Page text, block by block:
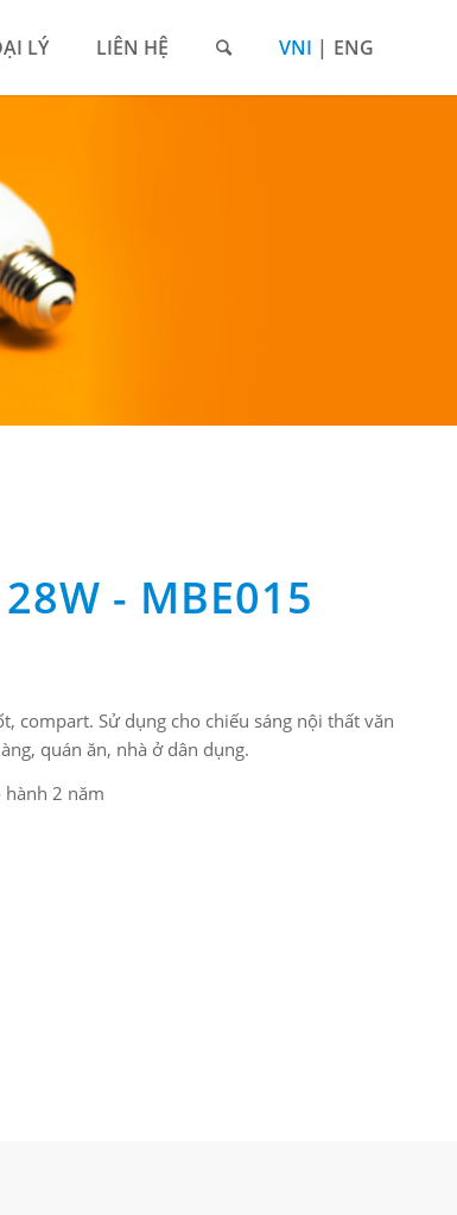
LÝ LIÊN HỆ VNI ENG
- MBE015
compart. Sử dụng cho chiếu sáng nội thất văn
quán ăn, nhà ở dân dụng.
hành 2 năm